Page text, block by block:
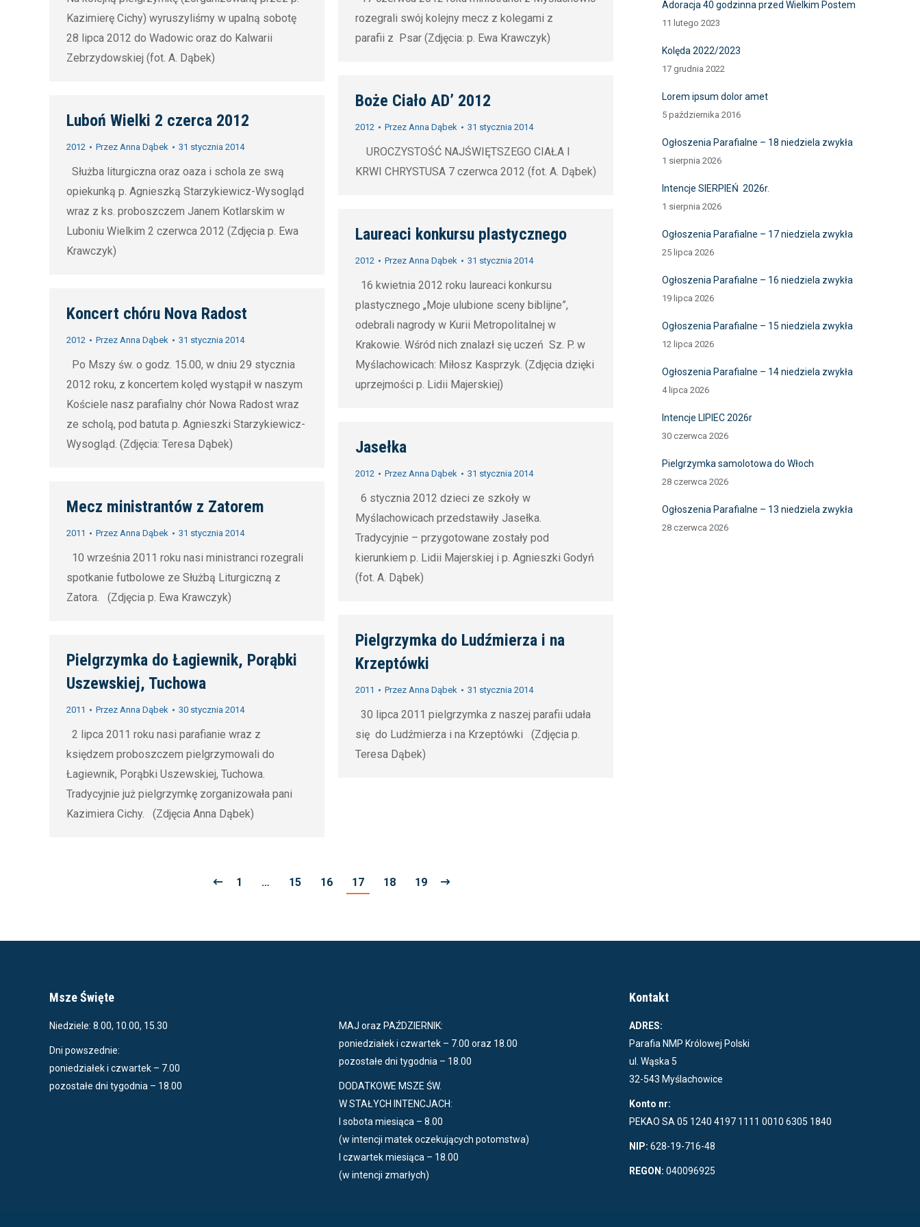
weight
effective
diet pills
2019
Kazimierę Cichy) wyruszyliśmy w upalną sobotę
28 lipca 2012 do Wadowic oraz do Kalwarii
Zebrzydowskiej (fot. A. Dąbek)
rozegrali swój kolejny mecz z kolegami z
parafii z Psar (Zdjęcia: p. Ewa Krawczyk)
Boże Ciało AD’ 2012
2012 Przez Anna Dąbek 31 stycznia 2014
UROCZYSTOŚĆ NAJŚWIĘTSZEGO CIAŁA I
KRWI CHRYSTUSA 7 czerwca 2012 (fot. A. Dąbek)
Luboń Wielki 2 czerca 2012
2012 Przez Anna Dąbek 31 stycznia 2014
Służba liturgiczna oraz oaza i schola ze swą
opiekunką p. Agnieszką Starzykiewicz-Wysogląd
wraz z ks. proboszczem Janem Kotlarskim w
Luboniu Wielkim 2 czerwca 2012 (Zdjęcia p. Ewa
Krawczyk)
Laureaci konkursu plastycznego
2012 Przez Anna Dąbek 31 stycznia 2014
16 kwietnia 2012 roku laureaci konkursu
plastycznego „Moje ulubione sceny biblijne”,
odebrali nagrody w Kurii Metropolitalnej w
Krakowie. Wśród nich znalazł się uczeń Sz. P. w
Myślachowicach: Miłosz Kasprzyk. (Zdjęcia dzięki
uprzejmości p. Lidii Majerskiej)
Koncert chóru Nova Radost
2012 Przez Anna Dąbek 31 stycznia 2014
Po Mszy św. o godz. 15.00, w dniu 29 stycznia
2012 roku, z koncertem kolęd wystąpił w naszym
Kościele nasz parafialny chór Nowa Radost wraz
ze scholą, pod batuta p. Agnieszki Starzykiewicz-
Wysogląd. (Zdjęcia: Teresa Dąbek)
Jasełka
2012 Przez Anna Dąbek 31 stycznia 2014
6 stycznia 2012 dzieci ze szkoły w
Myślachowicach przedstawiły Jasełka.
Tradycyjnie – przygotowane zostały pod
kierunkiem p. Lidii Majerskiej i p. Agnieszki Godyń
(fot. A. Dąbek)
Mecz ministrantów z Zatorem
2011 Przez Anna Dąbek 31 stycznia 2014
10 września 2011 roku nasi ministranci rozegrali
spotkanie futbolowe ze Służbą Liturgiczną z
Zatora. (Zdjęcia p. Ewa Krawczyk)
Pielgrzymka do Ludźmierza i na
Krzeptówki
2011 Przez Anna Dąbek 31 stycznia 2014
30 lipca 2011 pielgrzymka z naszej parafii udała
się do Ludźmierza i na Krzeptówki (Zdjęcia p.
Teresa Dąbek)
Pielgrzymka do Łagiewnik, Porąbki
Uszewskiej, Tuchowa
2011 Przez Anna Dąbek 30 stycznia 2014
2 lipca 2011 roku nasi parafianie wraz z
księdzem proboszczem pielgrzymowali do
Łagiewnik, Porąbki Uszewskiej, Tuchowa.
Tradycyjnie już pielgrzymkę zorganizowała pani
Kazimiera Cichy. (Zdjęcia Anna Dąbek)
1 … 15 16 17 18 19
Adoracja 40 godzinna przed Wielkim Postem
11 lutego 2023
Kolęda 2022/2023
17 grudnia 2022
Lorem ipsum dolor amet
5 października 2016
Ogłoszenia Parafialne – 18 niedziela zwykła
1 sierpnia 2026
Intencje SIERPIEŃ 2026r.
1 sierpnia 2026
Ogłoszenia Parafialne – 17 niedziela zwykła
25 lipca 2026
Ogłoszenia Parafialne – 16 niedziela zwykła
19 lipca 2026
Ogłoszenia Parafialne – 15 niedziela zwykła
12 lipca 2026
Ogłoszenia Parafialne – 14 niedziela zwykła
4 lipca 2026
Intencje LIPIEC 2026r
30 czerwca 2026
Pielgrzymka samolotowa do Włoch
28 czerwca 2026
Ogłoszenia Parafialne – 13 niedziela zwykła
28 czerwca 2026
Msze Święte
Niedziele: 8.00, 10.00, 15.30
Dni powszednie:
poniedziałek i czwartek – 7.00
pozostałe dni tygodnia – 18.00
MAJ oraz PAŹDZIERNIK:
poniedziałek i czwartek – 7.00 oraz 18.00
pozostałe dni tygodnia – 18.00
DODATKOWE MSZE ŚW.
W STAŁYCH INTENCJACH:
I sobota miesiąca – 8.00
(w intencji matek oczekujących potomstwa)
I czwartek miesiąca – 18.00
(w intencji zmarłych)
Kontakt
ADRES:
Parafia NMP Królowej Polski
ul. Wąska 5
32-543 Myślachowice
Konto nr:
PEKAO SA 05 1240 4197 1111 0010 6305 1840
NIP: 628-19-716-48
REGON: 040096925
belly fat